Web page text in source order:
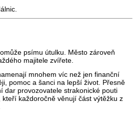
psímu útulku. Město zároveň
majitele zvířete.
mnohem víc než jen finanční
pomoc a šanci na lepší život. Přesně
dar provozovatele strakonické pouti
každoročně věnují část výtěžku z